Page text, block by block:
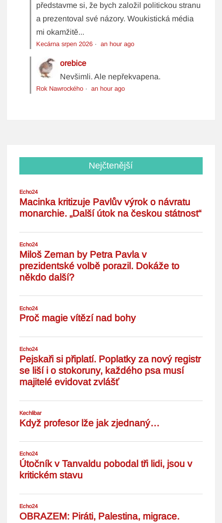
představme si, že bych založil politickou stranu
a prezentoval své názory. Woukistická média
mi okamžitě...
Kecárna srpen 2026 ·an hour ago
orebice
Nevšimli. Ale nepřekvapena.
Rok Nawrockého ·an hour ago
Nejčtenější